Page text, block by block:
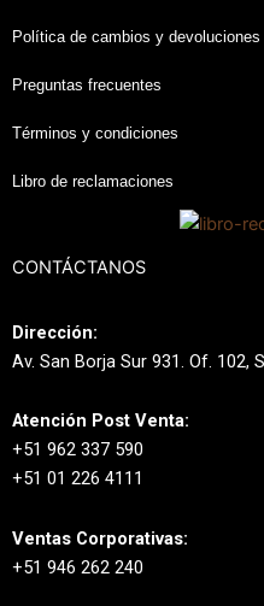
Política de cambios y devoluciones
Preguntas frecuentes
Términos y condiciones
Libro de reclamaciones
CONTÁCTANOS
Dirección:
Av. San Borja Sur 931. Of. 102,
Atención Post Venta:
+51 962 337 590
+51 01 226 4111
Ventas Corporativas:
+51 946 262 240